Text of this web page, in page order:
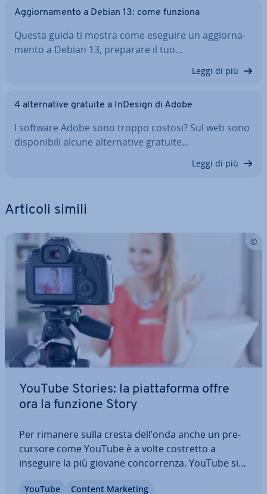
Ag­gior­na­men­to a Debian 13: come funziona
Questa guida ti mostra come eseguire un ag­gior­na­
men­to a Debian 13, preparare il tuo…
Leggi di più
4 al­ter­na­ti­ve gratuite a InDesign di Adobe
I software Adobe sono troppo costosi? Sul web sono
di­spo­ni­bi­li alcune al­ter­na­ti­ve gratuite…
Leggi di più
Articoli simili
YouTube Stories: la piat­ta­for­ma offre
ora la funzione Story
Per rimanere sulla cresta dell’onda anche un pre­
cur­so­re come YouTube è a volte costretto a
inseguire la più giovane con­cor­ren­za. YouTube si è
YouTube Content Marketing